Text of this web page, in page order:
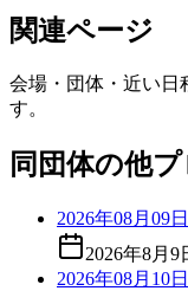
関連ページ
会場・団体・近い日
す。
同団体の他
2026年08月09
2026年8月9
2026年08月10